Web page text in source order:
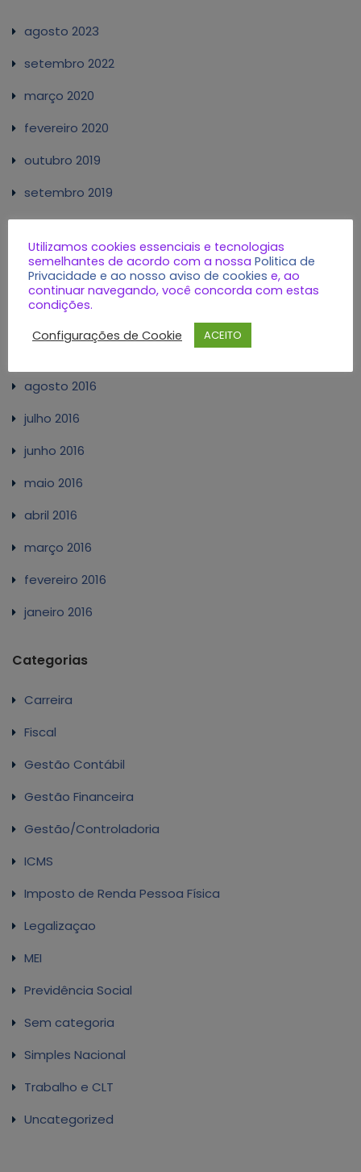
agosto 2023
setembro 2022
março 2020
fevereiro 2020
outubro 2019
setembro 2019
janeiro 2017
dezembro 2016
novembro 2016
agosto 2016
julho 2016
junho 2016
maio 2016
abril 2016
março 2016
fevereiro 2016
janeiro 2016
Categorias
Carreira
Fiscal
Gestão Contábil
Gestão Financeira
Gestão/Controladoria
ICMS
Imposto de Renda Pessoa Física
Legalizaçao
MEI
Previdência Social
Sem categoria
Simples Nacional
Trabalho e CLT
Uncategorized
Utilizamos cookies essenciais e tecnologias
semelhantes de acordo com a nossa Politica de
Privacidade e ao nosso aviso de cookies e, ao
continuar navegando, você concorda com estas
condições.
Configurações de Cookie
ACEITO